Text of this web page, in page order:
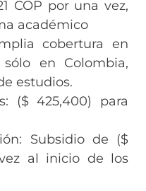
COP por una vez,
académico
cobertura en
en Colombia,
estudios.
($ 425,400) para
Subsidio de ($
al inicio de los